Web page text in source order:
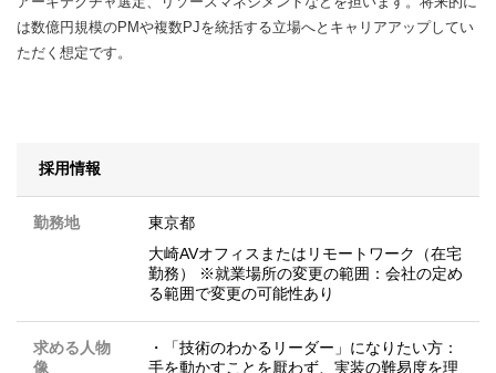
は数億円規模のPMや複数PJを統括する立場へとキャリアアップしてい
ただく想定です。
採用情報
勤務地
東京都
大崎AVオフィスまたはリモートワーク（在宅
勤務） ※就業場所の変更の範囲：会社の定め
る範囲で変更の可能性あり
求める人物
像
・「技術のわかるリーダー」になりたい方：
手を動かすことを厭わず、実装の難易度を理